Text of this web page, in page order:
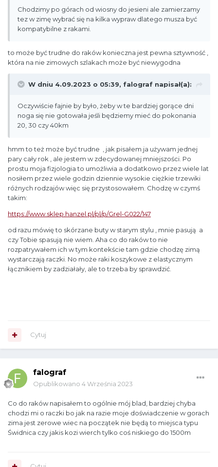
Chodzimy po górach od wiosny do jesieni ale zamierzamy
tez w zimę wybrać się na kilka wypraw dlatego musza być
kompatybilne z rakami.
to może być trudne do raków konieczna jest pewna sztywność ,
która na nie zimowych szlakach może być niewygodna
W dniu 4.09.2023 o 05:39, falograf napisał(a):
Oczywiście fajnie by było, żeby w te bardziej gorące dni
noga się nie gotowała jeśli będziemy mieć do pokonania
20, 30 czy 40km
hmm to też może być trudne , jak pisałem ja używam jednej
pary cały rok , ale jestem w zdecydowanej mniejszości. Po
prostu moja fizjologia to umożliwia a dodatkowo przez wiele lat
nosiłem przez wiele godzin dziennie wysokie ciężkie trzewiki
różnych rodzajów więc się przystosowałem. Chodzę w czymś
takim:
https://www.sklep.hanzel.pl/pl/p/Grel-G022/147
od razu mówię to skórzane buty w starym stylu , mnie pasują a
czy Tobie spasują nie wiem. Aha co do raków to nie
rozpatrywałem ich w tym kontekście tam gdzie chodzę zimą
wystarczają raczki. No może raki koszykowe z elastycznym
łącznikiem by zadziałały, ale to trzeba by sprawdzić.
Cytuj
falograf
Opublikowano 4 Września 2023
Co do raków napisałem to ogólnie mój blad, bardziej chyba
chodzi mi o raczki bo jak na razie moje doświadczenie w gorach
zima jest zerowe wiec na początek nie będą to miejsca typu
Świdnica czy jakis kozi wierch tylko coś niskiego do 1500m